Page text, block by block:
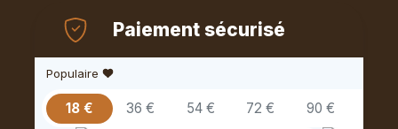
Paiement sécurisé
Populaire
18 € 36 € 54 € 72 € 90 €